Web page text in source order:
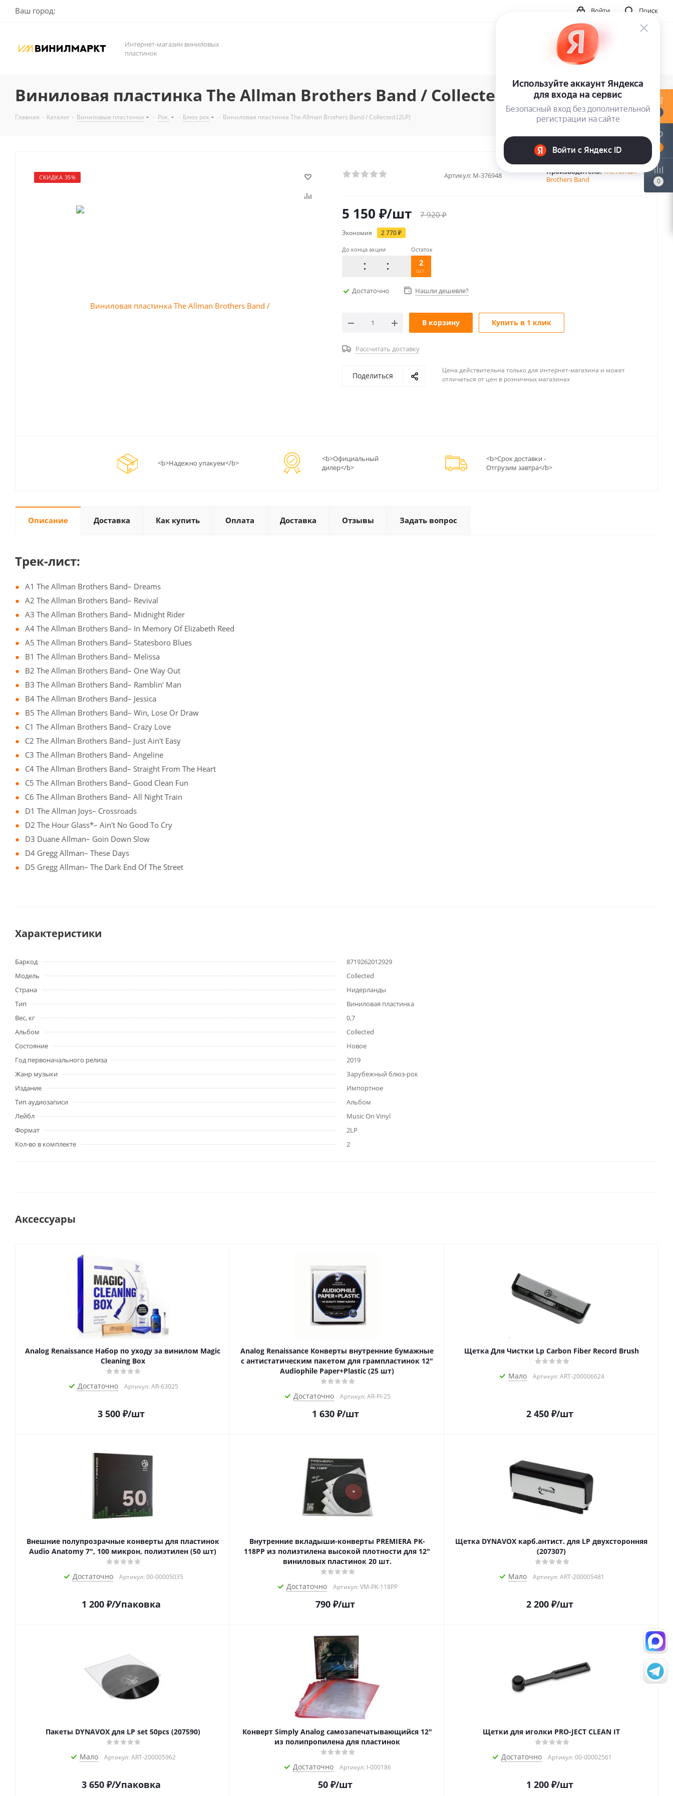
Ваш город: Поиск
Войти
Интернет-магазин виниловых
пластинок
Виниловая пластинка The Allman Brothers Band / Collected (2LP)
Главная - Каталог - Виниловые пластинки - Рок. - Блюз рок - Виниловая пластинка The Allman Brothers Band / Collected (2LP)
СКИДКА 35% Артикул: M-376948 Производитель:The Allman
Brothers Band
5 150 ₽/шт 7 920₽
Экономия 2 770₽
До конца акции Остаток
2
шт.
Достаточно Нашли дешевле?
В корзину Купить в 1 клик
Рассчитать доставку
Поделиться
Цена действительна только для интернет-магазина и может
отличаться от цен в розничных магазинах
<b>Надежно упакуем</b>
<b>Официальный
дилер</b>
<b>Срок доставки -
Отгрузим завтра</b>
Описание Доставка Как купить Оплата Доставка Отзывы Задать вопрос
Трек-лист:
A1 The Allman Brothers Band– Dreams
A2 The Allman Brothers Band– Revival
A3 The Allman Brothers Band– Midnight Rider
A4 The Allman Brothers Band– In Memory Of Elizabeth Reed
A5 The Allman Brothers Band– Statesboro Blues
B1 The Allman Brothers Band– Melissa
B2 The Allman Brothers Band– One Way Out
B3 The Allman Brothers Band– Ramblin' Man
B4 The Allman Brothers Band– Jessica
B5 The Allman Brothers Band– Win, Lose Or Draw
C1 The Allman Brothers Band– Crazy Love
C2 The Allman Brothers Band– Just Ain't Easy
C3 The Allman Brothers Band– Angeline
C4 The Allman Brothers Band– Straight From The Heart
C5 The Allman Brothers Band– Good Clean Fun
C6 The Allman Brothers Band– All Night Train
D1 The Allman Joys– Crossroads
D2 The Hour Glass*– Ain't No Good To Cry
D3 Duane Allman– Goin Down Slow
D4 Gregg Allman– These Days
D5 Gregg Allman– The Dark End Of The Street
Характеристики
Баркод
8719262012929
Модель
Collected
Страна
Нидерланды
Тип
Виниловая пластинка
Вес, кг
0,7
Альбом
Collected
Состояние
Новое
Год первоначального релиза
2019
Жанр музыки
Зарубежный блюз-рок
Издание
Импортное
Тип аудиозаписи
Альбом
Лейбл
Music On Vinyl
Формат
2LP
Кол-во в комплекте
2
Аксессуары
Analog Renaissance Набор по уходу за винилом Magic
Cleaning Box
Достаточно Артикул: AR-63025
3 500₽/шт
Analog Renaissance Конверты внутренние бумажные
с антистатическим пакетом для грампластинок 12"
Audiophile Paper+Plastic (25 шт)
Достаточно Артикул: AR-PI-25
1 630₽/шт
Щетка Для Чистки Lp Carbon Fiber Record Brush
Мало Артикул: ART-200006624
2 450₽/шт
Внешние полупрозрачные конверты для пластинок
Audio Anatomy 7", 100 микрон, полиэтилен (50 шт)
Достаточно Артикул: 00-00005035
1 200₽/Упаковка
Внутренние вкладыши-конверты PREMIERA PK-
118PP из полиэтилена высокой плотности для 12"
виниловых пластинок 20 шт.
Достаточно Артикул: VM-PK-118PP
790 ₽/шт
Щетка DYNAVOX карб.антист. для LP двухсторонняя
(207307)
Мало Артикул: ART-200005481
2 200₽/шт
Пакеты DYNAVOX для LP set 50pcs (207590)
Мало Артикул: ART-200005962
3 650₽/Упаковка
Конверт Simply Analog самозапечатывающийся 12"
из полипропилена для пластинок
Достаточно Артикул: I-000186
50 ₽/шт
Щетки для иголки PRO-JECT CLEAN IT
Достаточно Артикул: 00-00002561
1 200₽/шт
0
0
0